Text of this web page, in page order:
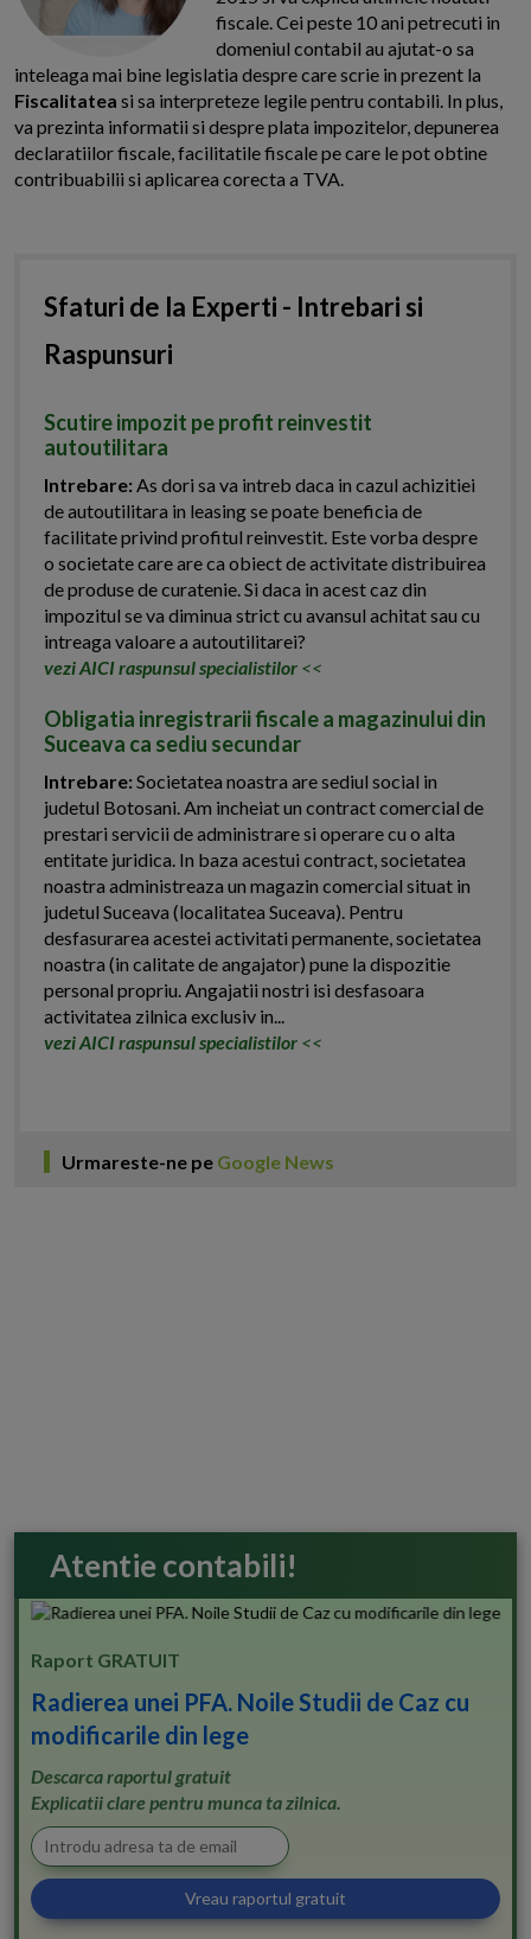
fiscale. Cei peste 10 ani petrecuti in
domeniul contabil au ajutat-o sa
inteleaga mai bine legislatia despre care scrie in prezent la
Fiscalitatea si sa interpreteze legile pentru contabili. In plus,
va prezinta informatii si despre plata impozitelor, depunerea
declaratiilor fiscale, facilitatile fiscale pe care le pot obtine
contribuabilii si aplicarea corecta a TVA.
Sfaturi de la Experti - Intrebari si
Raspunsuri
Scutire impozit pe profit reinvestit
autoutilitara
Intrebare: As dori sa va intreb daca in cazul achizitiei
de autoutilitara in leasing se poate beneficia de
facilitate privind profitul reinvestit. Este vorba despre
o societate care are ca obiect de activitate distribuirea
de produse de curatenie. Si daca in acest caz din
impozitul se va diminua strict cu avansul achitat sau cu
intreaga valoare a autoutilitarei?
vezi AICI raspunsul specialistilor <<
Obligatia inregistrarii fiscale a magazinului din
Suceava ca sediu secundar
Intrebare:Societatea noastra are sediul social in
judetul Botosani. Am incheiat un contract comercial de
prestari servicii de administrare si operare cu o alta
entitate juridica. In baza acestui contract, societatea
noastra administreaza un magazin comercial situat in
judetul Suceava (localitatea Suceava). Pentru
desfasurarea acestei activitati permanente, societatea
noastra (in calitate de angajator) pune la dispozitie
personal propriu. Angajatii nostri isi desfasoara
activitatea zilnica exclusiv in...
vezi AICI raspunsul specialistilor <<
Urmareste-ne pe Google News
Atentie contabili!
Raport GRATUIT
Radierea unei PFA. Noile Studii de Caz cu
modificarile din lege
Descarca raportul gratuit
Explicatii clare pentru munca ta zilnica.